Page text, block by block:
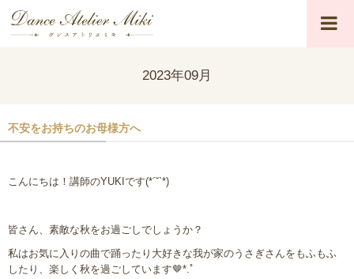
2023年09月
不安をお持ちのお母様方へ
こんにちは！講師のYUKI です(*´˘`*)
皆さん、素敵な秋をお過ごしでしょうか？
私はお気に入りの曲で踊ったり大好きな我が家のうさぎさんをもふもふ
したり、楽しく秋を過ごしています🤎*.ﾟ